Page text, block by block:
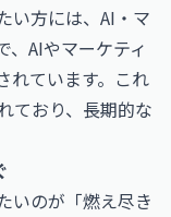
方には、 AI・マ
、AIやマーケティ
れています。これ
ており、長期的な
いのが「燃え尽き